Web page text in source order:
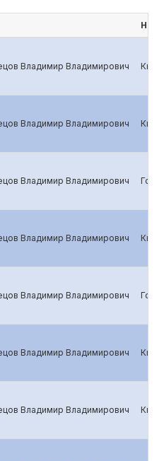
Владимир Владимирович
Владимир Владимирович
Владимир Владимирович
Владимир Владимирович
Владимир Владимирович
Владимир Владимирович
Владимир Владимирович